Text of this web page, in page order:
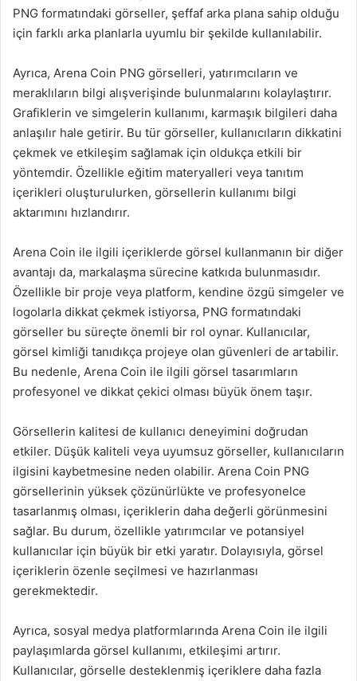
PNG formatındaki görseller, şeffaf arka plana sahip olduğu
için farklı arka planlarla uyumlu bir şekilde kullanılabilir.
Ayrıca, Arena Coin PNG görselleri, yatırımcıların ve
meraklıların bilgi alışverişinde bulunmalarını kolaylaştırır.
Grafiklerin ve simgelerin kullanımı, karmaşık bilgileri daha
anlaşılır hale getirir. Bu tür görseller, kullanıcıların dikkatini
çekmek ve etkileşim sağlamak için oldukça etkili bir
yöntemdir. Özellikle eğitim materyalleri veya tanıtım
içerikleri oluşturulurken, görsellerin kullanımı bilgi
aktarımını hızlandırır.
Arena Coin ile ilgili içeriklerde görsel kullanmanın bir diğer
avantajı da, markalaşma sürecine katkıda bulunmasıdır.
Özellikle bir proje veya platform, kendine özgü simgeler ve
logolarla dikkat çekmek istiyorsa, PNG formatındaki
görseller bu süreçte önemli bir rol oynar. Kullanıcılar,
görsel kimliği tanıdıkça projeye olan güvenleri de artabilir.
Bu nedenle, Arena Coin ile ilgili görsel tasarımların
profesyonel ve dikkat çekici olması büyük önem taşır.
Görsellerin kalitesi de kullanıcı deneyimini doğrudan
etkiler. Düşük kaliteli veya uyumsuz görseller, kullanıcıların
ilgisini kaybetmesine neden olabilir. Arena Coin PNG
görsellerinin yüksek çözünürlükte ve profesyonelce
tasarlanmış olması, içeriklerin daha değerli görünmesini
sağlar. Bu durum, özellikle yatırımcılar ve potansiyel
kullanıcılar için büyük bir etki yaratır. Dolayısıyla, görsel
içeriklerin özenle seçilmesi ve hazırlanması
gerekmektedir.
Ayrıca, sosyal medya platformlarında Arena Coin ile ilgili
paylaşımlarda görsel kullanımı, etkileşimi artırır.
Kullanıcılar, görselle desteklenmiş içeriklere daha fazla